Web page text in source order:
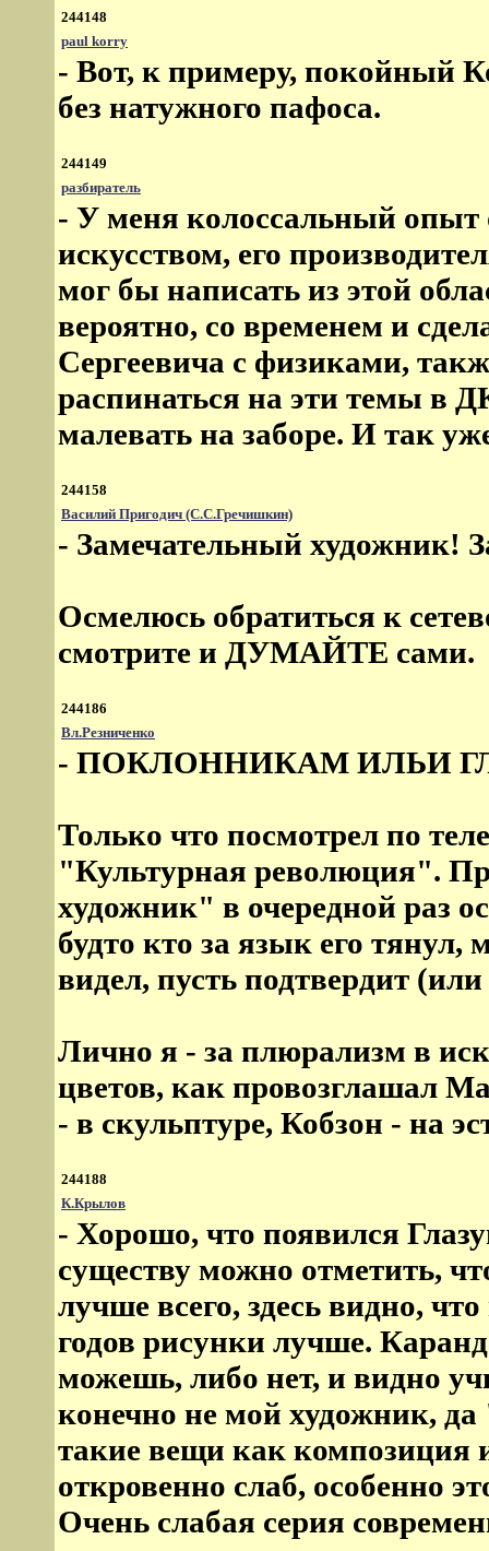
244148
paul korry
- Вот, к примеру, покойный
без натужного пафоса.
244149
разбиратель
- У меня колоссальный
искусством, его
мог бы написать из этой
вероятно, со временем и
Сергеевича с физиками,
распинаться на эти темы в
малевать на заборе. И так
244158
Василий Пригодич (С.С.Гречишкин)
- Замечательный художник!
Осмелюсь обратиться к
смотрите и ДУМАЙТЕ сами.
244186
Вл.Резниченко
- ПОКЛОННИКАМ ИЛЬИ
Только что посмотрел по
"Культурная революция".
художник" в очередной раз
будто кто за язык его
видел, пусть подтвердит
Лично я - за плюрализм в
цветов, как провозглашал
- в скульптуре, Кобзон - на
244188
К.Крылов
- Хорошо, что появился
существу можно отметить,
лучше всего, здесь видно,
годов рисунки лучше.
можешь, либо нет, и видно
конечно не мой художник,
такие вещи как композиция
откровенно слаб, особенно
Очень слабая серия